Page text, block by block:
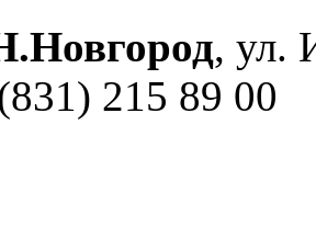
, ул.
215 89 00